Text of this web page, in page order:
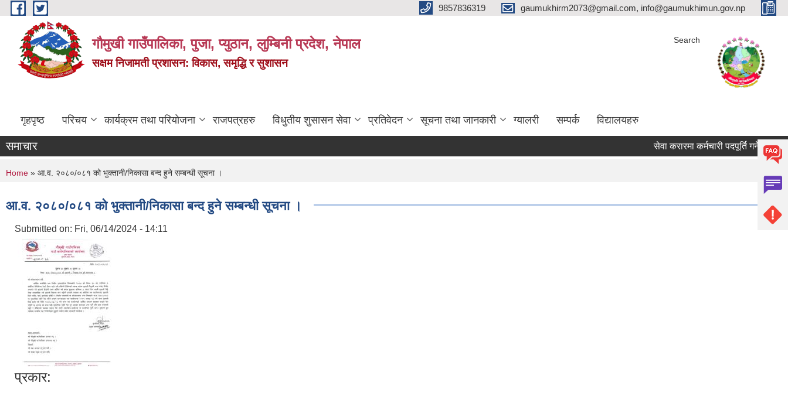
Skip to main content 9857836319 gaumukhirm2073@gmail.com, info@gaumukhimun.gov.np
गौमुखी गाउँपालिका, पुजा, प्युठान, लुम्बिनी प्रदेश, नेपाल
सक्षम निजामती प्रशासन: विकास, समृद्धि र सुशासन
Search
गृहपृष्ठ परिचय कार्यक्रम तथा परियोजना राजपत्रहरु विधुतीय शुसासन सेवा प्रतिवेदन सूचना तथा जानकारी ग्यालरी सम्पर्क विद्यालयहरु
समाचार सेवा करारमा कर्मचारी पदपूर्ति गर्ने सम्बन्धी
You are here
Home » आ.व. २०८०/०८१ को भुक्तानी/निकासा बन्द हुने सम्बन्धी सूचना ।
आ.व. २०८०/०८१ को भुक्तानी/निकासा बन्द हुने सम्बन्धी सूचना ।
Submitted on: Fri, 06/14/2024 - 14:11
प्रकार: